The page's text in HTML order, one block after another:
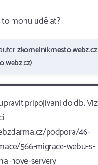
mohu udělat?
zkomelnikmesto.webz.cz
pripojivani do db. Viz
podpora/46-
566-migrace-webu-s-
nove-servery